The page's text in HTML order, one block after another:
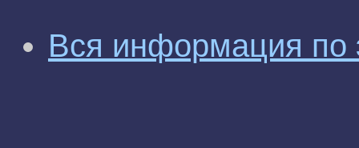
Вся информация по